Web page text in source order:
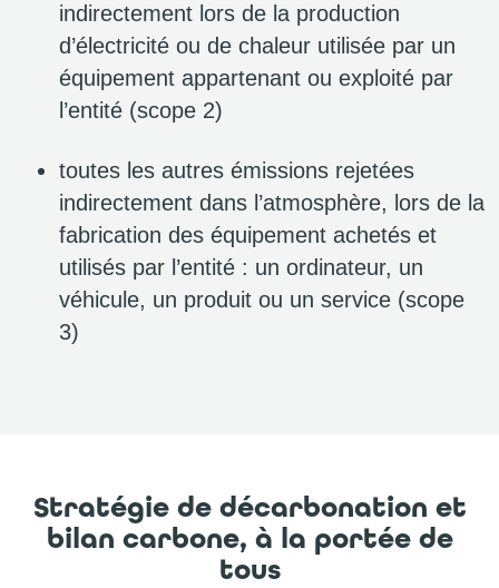
indirectement lors de la production
d’électricité ou de chaleur utilisée par un
équipement appartenant ou exploité par
l’entité (scope 2)
toutes les autres émissions rejetées
indirectement dans l’atmosphère, lors de la
fabrication des équipement achetés et
utilisés par l’entité : un ordinateur, un
véhicule, un produit ou un service (scope
3)
Stratégie de décarbonation et
bilan carbone, à la portée de
tous